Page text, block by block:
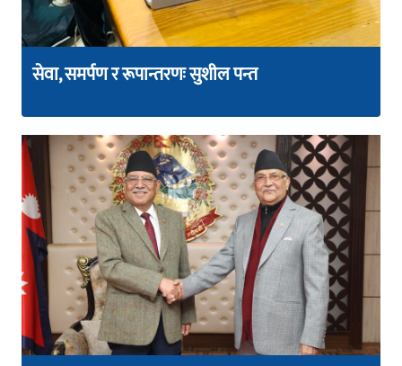
सेवा, समर्पण र रूपान्तरणः सुशील पन्त